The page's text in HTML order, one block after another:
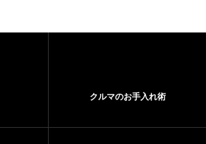
クルマのお手入れ術